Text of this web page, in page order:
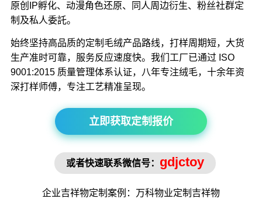
原创IP孵化、动漫角色还原、同人周边衍生、粉丝社群定
制及私人委託。
始终坚持高品质的定制毛绒产品路线，打样周期短，大货
生产准时可靠，服务反应速度快。我们工厂已通过 ISO
9001:2015 质量管理体系认证，八年专注绒毛，十余年资
深打样师傅，专注工艺精准呈现。
立即获取定制报价
或者快速联系微信号： gdjctoy
企业吉祥物定制案例：万科物业定制 吉祥物